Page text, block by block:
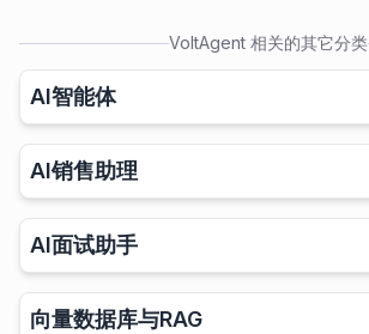
VoltAgent 相关的其它分类
AI智能体
AI销售助理
AI面试助手
向量数据库与RAG